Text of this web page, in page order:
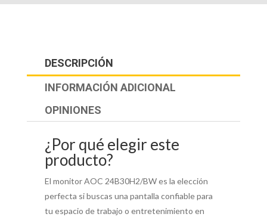
DESCRIPCIÓN
INFORMACIÓN ADICIONAL
OPINIONES
¿Por qué elegir este
producto?
El monitor AOC 24B30H2/BW es la elección
perfecta si buscas una pantalla confiable para
tu espacio de trabajo o entretenimiento en